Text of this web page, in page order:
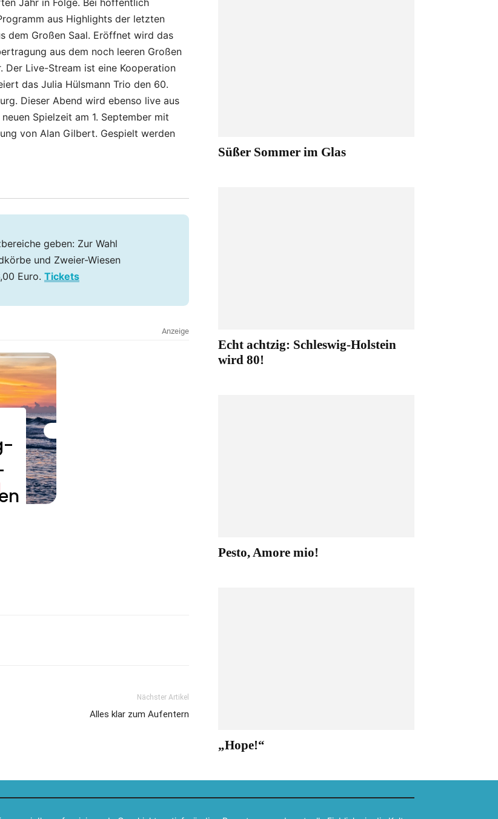
Jahr in Folge. Bei hoffentlich
aus Highlights der letzten
dem Großen Saal. Eröffnet wird das
aus dem noch leeren Großen
Der Live-Stream ist eine Kooperation
das Julia Hülsmann Trio den 60.
Dieser Abend wird ebenso live aus
Spielzeit am 1. September mit
von Alan Gilbert. Gespielt werden
geben: Zur Wahl
und Zweier-Wiesen
Euro. Tickets
Nächster Artikel
Alles klar zum Aufentern
Süßer Sommer im Glas
Echt achtzig: Schleswig-Holstein
wird 80!
Pesto, Amore mio!
„Hope!“